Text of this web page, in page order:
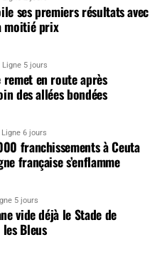
ses premiers résultats avec
moitié prix
Ligne 5 jours
remet en route après
des allées bondées
Ligne 6 jours
franchissements à Ceuta
française s’enflamme
5 jours
vide déjà le Stade de
Bleus